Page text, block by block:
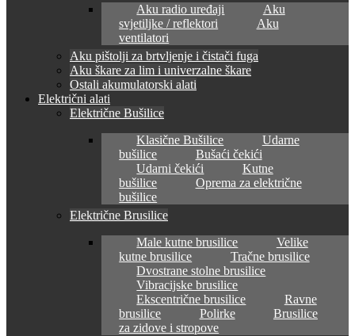
Aku radio uređaji
Aku
svjetiljke / reflektori
Aku
ventilatori
Aku pištolji za brtvljenje i čistači fuga
Aku škare za lim i univerzalne škare
Ostali akumulatorski alati
Električni alati
Električne Bušilice
Klasične Bušilice
Udarne
bušilice
Bušaći čekići
Udarni čekići
Kutne
bušilice
Oprema za električne
bušilice
Električne Brusilice
Male kutne brusilice
Velike
kutne brusilice
Tračne brusilice
Dvostrane stolne brusilice
Vibracijske brusilice
Ekscentrične brusilice
Ravne
brusilice
Polirke
Brusilice
za zidove i stropove